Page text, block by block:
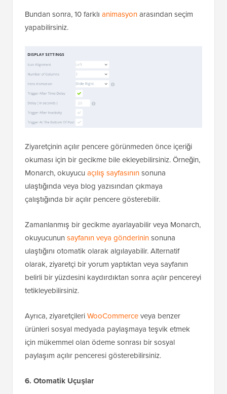
Bundan sonra, 10 farklı animasyonarasından seçim
yapabilirsiniz.
Ziyaretçinin açılır pencere görünmeden önce içeriği
okuması için bir gecikme bile ekleyebilirsiniz. Örneğin,
Monarch, okuyucu açılış sayfasınınsonuna
ulaştığında veya blog yazısından çıkmaya
çalıştığında bir açılır pencere gösterebilir.
Zamanlanmış bir gecikme ayarlayabilir veya Monarch,
okuyucunun sayfanın veya gönderininsonuna
ulaştığını otomatik olarak algılayabilir. Alternatif
olarak, ziyaretçi bir yorum yaptıktan veya sayfanın
belirli bir yüzdesini kaydırdıktan sonra açılır pencereyi
tetikleyebilirsiniz.
Ayrıca, ziyaretçileriWooCommerceveya benzer
ürünleri sosyal medyada paylaşmaya teşvik etmek
için mükemmel olan ödeme sonrası bir sosyal
paylaşım açılır penceresi gösterebilirsiniz.
6. Otomatik Uçuşlar